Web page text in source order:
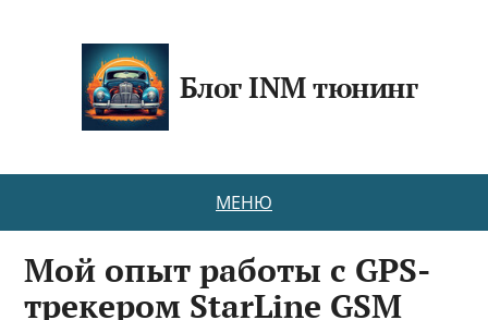
Блог INM тюнинг
МЕНЮ
Мой опыт работы с GPS-
трекером StarLine GSM